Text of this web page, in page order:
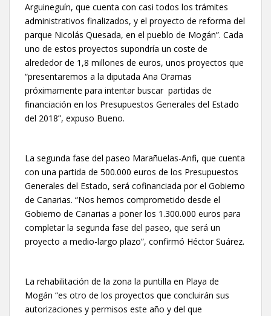
Arguineguín, que cuenta con casi todos los trámites
administrativos finalizados, y el proyecto de reforma del
parque Nicolás Quesada, en el pueblo de Mogán”. Cada
uno de estos proyectos supondría un coste de
alrededor de 1,8 millones de euros, unos proyectos que
“presentaremos a la diputada Ana Oramas
próximamente para intentar buscar partidas de
financiación en los Presupuestos Generales del Estado
del 2018”, expuso Bueno.
La segunda fase del paseo Marañuelas-Anfi, que cuenta
con una partida de 500.000 euros de los Presupuestos
Generales del Estado, será cofinanciada por el Gobierno
de Canarias. “Nos hemos comprometido desde el
Gobierno de Canarias a poner los 1.300.000 euros para
completar la segunda fase del paseo, que será un
proyecto a medio-largo plazo”, confirmó Héctor Suárez.
La rehabilitación de la zona la puntilla en Playa de
Mogán “es otro de los proyectos que concluirán sus
autorizaciones y permisos este año y del que